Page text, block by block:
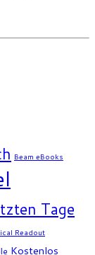
Beam eBooks
Tage
Readout
Kostenlos